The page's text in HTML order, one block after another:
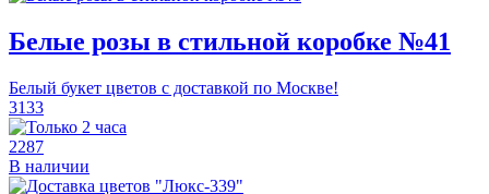
Белые розы в стильной коробке №41
Белый букет цветов с доставкой по Москве!
3133
2287
В наличии